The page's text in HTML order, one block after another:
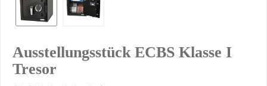
Ausstellungsstück ECBS Klasse I
Tresor